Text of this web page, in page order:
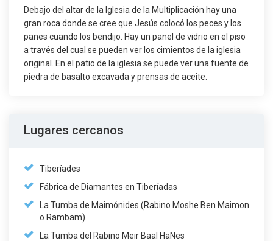
Debajo del altar de la Iglesia de la Multiplicación hay una
gran roca donde se cree que Jesús colocó los peces y los
panes cuando los bendijo. Hay un panel de vidrio en el piso
a través del cual se pueden ver los cimientos de la iglesia
original. En el patio de la iglesia se puede ver una fuente de
piedra de basalto excavada y prensas de aceite.
Lugares cercanos
Tiberíades
Fábrica de Diamantes en Tiberíadas
La Tumba de Maimónides (Rabino Moshe Ben Maimon
o Rambam)
La Tumba del Rabino Meir Baal HaNes